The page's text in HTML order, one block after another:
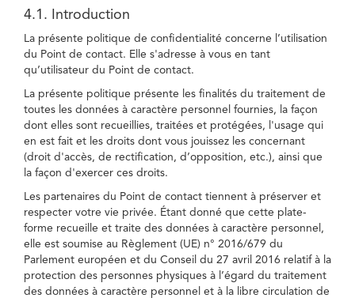
4.1. Introduction
La présente politique de confidentialité concerne l’utilisation
du Point de contact. Elle s'adresse à vous en tant
qu’utilisateur du Point de contact.
La présente politique présente les finalités du traitement de
toutes les données à caractère personnel fournies, la façon
dont elles sont recueillies, traitées et protégées, l'usage qui
en est fait et les droits dont vous jouissez les concernant
(droit d'accès, de rectification, d’opposition, etc.), ainsi que
la façon d'exercer ces droits.
Les partenaires du Point de contact tiennent à préserver et
respecter votre vie privée. Étant donné que cette plate-
forme recueille et traite des données à caractère personnel,
elle est soumise au Règlement (UE) n° 2016/679 du
Parlement européen et du Conseil du 27 avril 2016 relatif à la
protection des personnes physiques à l’égard du traitement
des données à caractère personnel et à la libre circulation de